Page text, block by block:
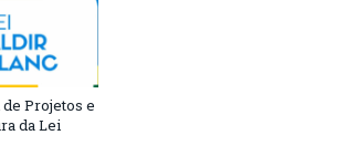
Projetos e
da Lei